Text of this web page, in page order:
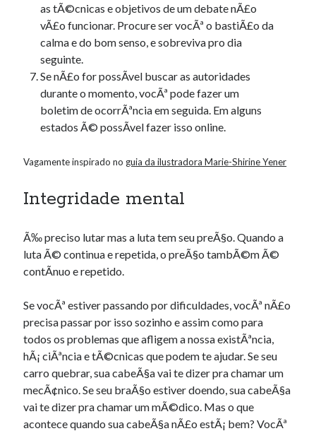
as tÃ©cnicas e objetivos de um debate nÃ£o
vÃ£o funcionar. Procure ser vocÃª o bastiÃ£o da
calma e do bom senso, e sobreviva pro dia
seguinte.
Se nÃ£o for possÃ­vel buscar as autoridades
durante o momento, vocÃª pode fazer um
boletim de ocorrÃªncia em seguida. Em alguns
estados Ã© possÃ­vel fazer isso online.
Vagamente inspirado no guia da ilustradora Marie-Shirine Yener
Integridade mental
Ã‰ preciso lutar mas a luta tem seu preÃ§o. Quando a
luta Ã© continua e repetida, o preÃ§o tambÃ©m Ã©
contÃ­nuo e repetido.
Se vocÃª estiver passando por dificuldades, vocÃª nÃ£o
precisa passar por isso sozinho e assim como para
todos os problemas que afligem a nossa existÃªncia,
hÃ¡ ciÃªncia e tÃ©cnicas que podem te ajudar. Se seu
carro quebrar, sua cabeÃ§a vai te dizer pra chamar um
mecÃ¢nico. Se seu braÃ§o estiver doendo, sua cabeÃ§a
vai te dizer pra chamar um mÃ©dico. Mas o que
acontece quando sua cabeÃ§a nÃ£o estÃ¡ bem? VocÃª